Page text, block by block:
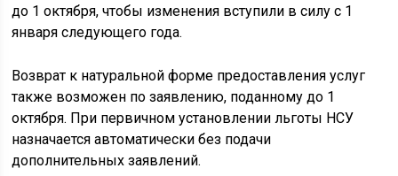
до 1 октября, чтобы изменения вступили в силу с 1
января следующего года.
Возврат к натуральной форме предоставления услуг
также возможен по заявлению, поданному до 1
октября. При первичном установлении льготы НСУ
назначается автоматически без подачи
дополнительных заявлений.